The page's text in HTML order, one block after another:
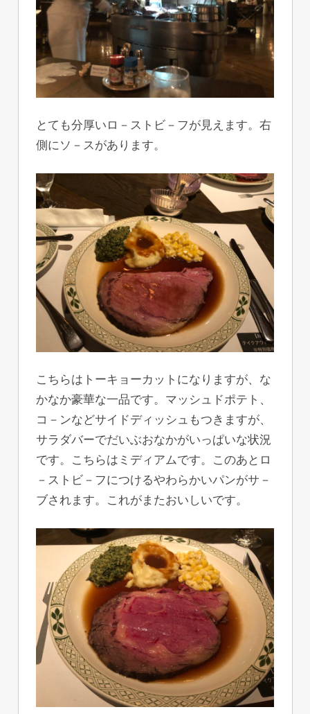
とても分厚いロ－ストビ－フが見えます。右
側にソ－スがあります。
こちらはトーキョーカットになりますが、な
かなか豪華な一品です。マッシュドポテト、
コ－ンなどサイドディッシュもつきますが、
サラダバーでだいぶおなかがいっぱいな状況
です。こちらはミディアムです。このあとロ
－ストビ－フにつけるやわらかいパンがサ－
ブされます。これがまたおいしいです。